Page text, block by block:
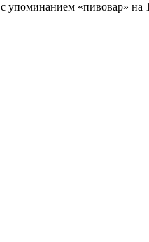
упоминанием «пивовар»